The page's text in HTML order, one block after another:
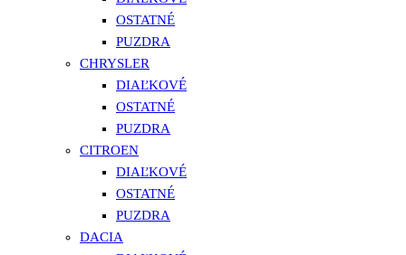
OSTATNÉ
PUZDRA
CHRYSLER
DIAĽKOVÉ
OSTATNÉ
PUZDRA
CITROEN
DIAĽKOVÉ
OSTATNÉ
PUZDRA
DACIA